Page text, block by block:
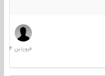
29
فروردین
1404